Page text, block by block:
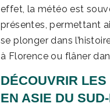
effet, la météo est
présentes, permettant
se plonger dans
à Florence ou flâner
DÉCOUVRIR LES
EN ASIE DU